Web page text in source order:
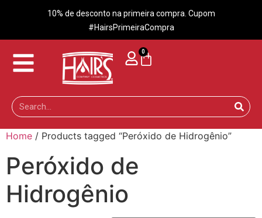
10% de desconto na primeira compra. Cupom
#HairsPrimeiraCompra
0
Home / Products tagged “Peróxido de Hidrogênio”
Peróxido de
Hidrogênio